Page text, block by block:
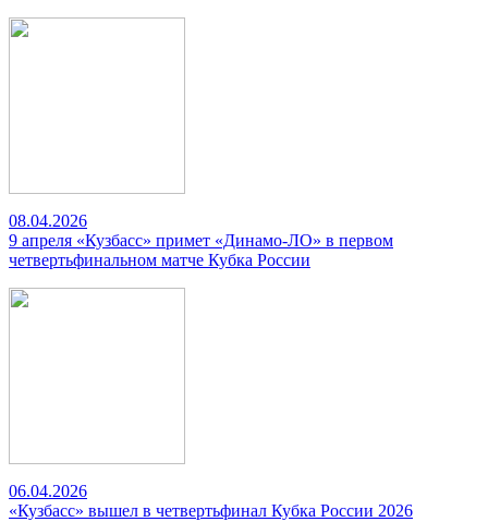
08.04.2026
9 апреля «Кузбасс» примет «Динамо-ЛО» в первом
четвертьфинальном матче Кубка России
06.04.2026
«Кузбасс» вышел в четвертьфинал Кубка России 2026